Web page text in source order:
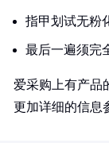
指甲划试无粉
最后一遍须完
爱采购上有产品
更加详细的信息